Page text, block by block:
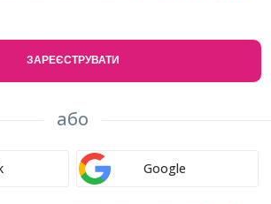
або
Google